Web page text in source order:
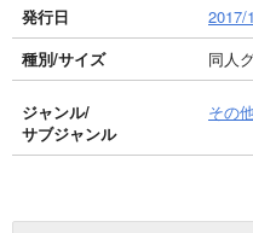
発行日
2017/
種別/サイズ
同人
ジャンル/
サブジャンル
その